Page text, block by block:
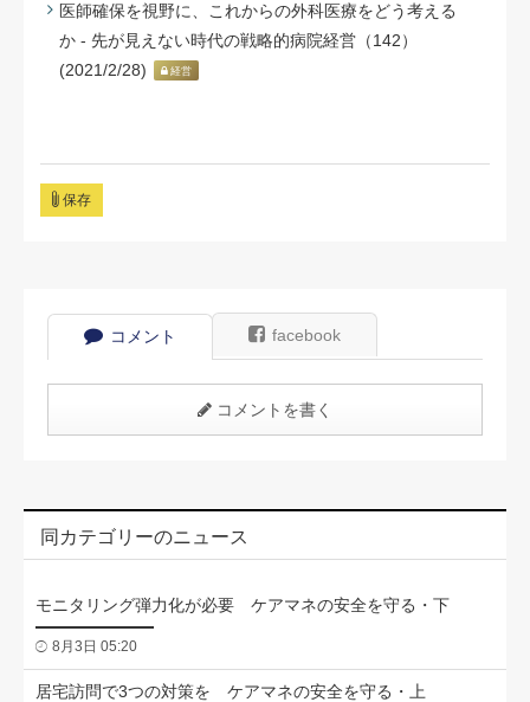
医師確保を視野に、これからの外科医療をどう考える
か - 先が見えない時代の戦略的病院経営（142）
(2021/2/28)
経営
保存
コメント facebook
コメントを書く
同カテゴリーのニュース
モニタリング弾力化が必要 ケアマネの安全を守る・下
8月3日 05:20
居宅訪問で3つの対策を ケアマネの安全を守る・上